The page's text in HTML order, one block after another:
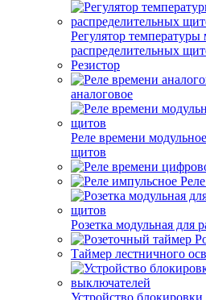
Регулятор
распределительных
Резистор
аналоговое
Реле времени
щитов
Розетка модульная для
Таймер лестничного
Устройство